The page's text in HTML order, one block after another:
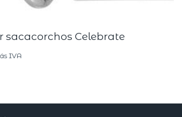
sacacorchos Celebrate
IVA